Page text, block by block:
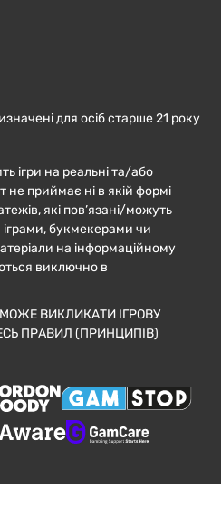
для осіб старше 21 року
ігри на реальні та/або
не приймає ні в якій формі
які пов’язані/можуть
іграми, букмекерами чи
на інформаційному
виключно в
ВИКЛИКАТИ ІГРОВУ
ПРАВИЛ (ПРИНЦИПІВ)